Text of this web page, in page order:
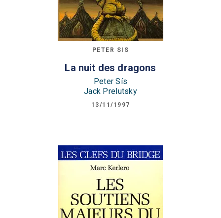
PETER SIS
La nuit des dragons
Peter Sís
Jack Prelutsky
13/11/1997